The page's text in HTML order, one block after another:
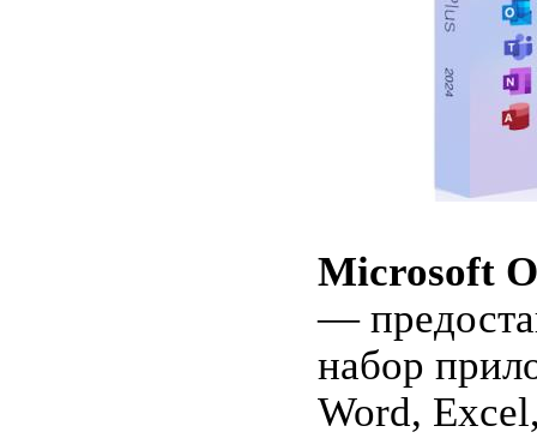
Microsoft
—
набор
Word,